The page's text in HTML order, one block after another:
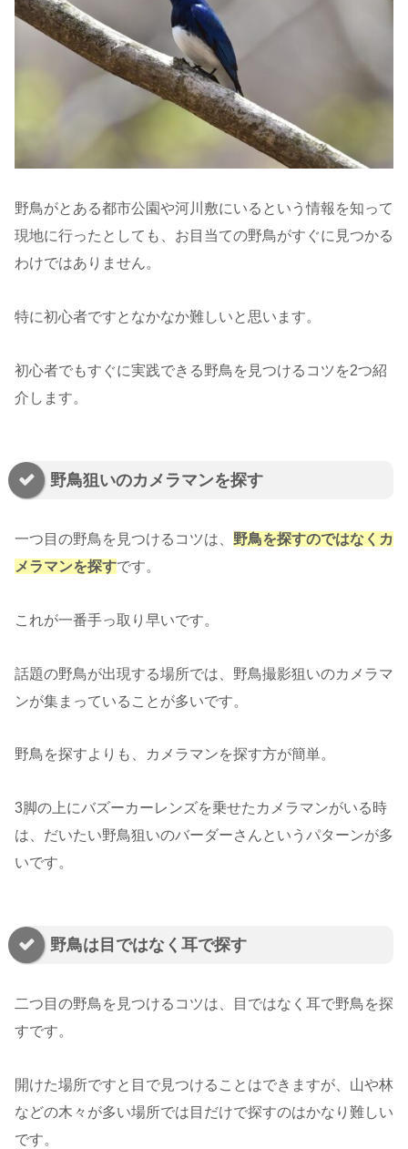
野鳥がとある都市公園や河川敷にいるという情報を知って
現地に行ったとしても、お目当ての野鳥がすぐに見つかる
わけではありません。
特に初心者ですとなかなか難しいと思います。
初心者でもすぐに実践できる野鳥を見つけるコツを2つ紹
介します。
野鳥狙いのカメラマンを探す
一つ目の野鳥を見つけるコツは、 野鳥を探すのではなくカ
メラマンを探すです。
これが一番手っ取り早いです。
話題の野鳥が出現する場所では、野鳥撮影狙いのカメラマ
ンが集まっていることが多いです。
野鳥を探すよりも、カメラマンを探す方が簡単。
3脚の上にバズーカーレンズを乗せたカメラマンがいる時
は、だいたい野鳥狙いのバーダーさんというパターンが多
いです。
野鳥は目ではなく耳で探す
二つ目の野鳥を見つけるコツは、目ではなく耳で野鳥を探
すです。
開けた場所ですと目で見つけることはできますが、山や林
などの木々が多い場所では目だけで探すのはかなり難しい
です。